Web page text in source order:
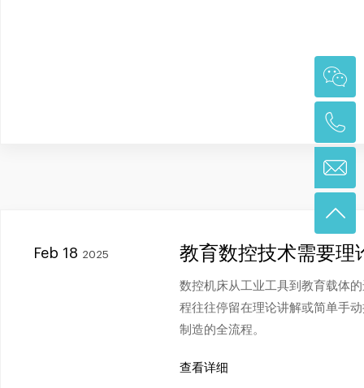
Feb 18 2025 教育数控技术需要理
数控机床从工业工具到教育载体
程往往停留在理论讲解或简单手
制造的全流程。
查看详细